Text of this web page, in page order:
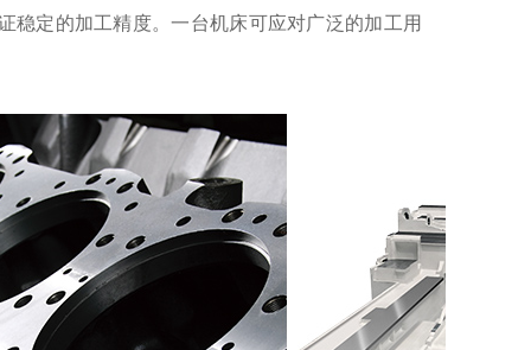
稳定的加工精度。一台机床可应对广泛的加工用